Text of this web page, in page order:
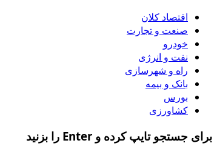
اقتصاد کلان
صنعت و تجارت
خودرو
نفت و انرژی
راه و شهرسازی
بانک و بیمه
بورس
کشاورزی
برای جستجو تایپ کرده و Enter را بزنید